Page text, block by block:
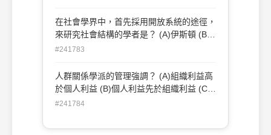
(C)大部分人都具有運用高度想像力，機智
及創造力來解決組織問題的能力 (D)在工業
在社會學界中，首先採用開放系統的途徑，
來研究社會結構的學者是？ (A)伊斯頓 (B)
賽蒙(H.A.Simon) (C)帕森斯 (D)高斯
#241783
人群關係學派的管理強調？ (A)組織利益高
於個人利益 (B)個人利益先於組織利益 (C)
組織利益與個人利益均衡 (D)顧客利益優於
#241784